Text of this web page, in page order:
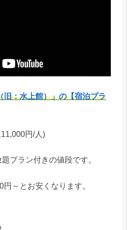
旧：水上館）」の【宿泊プラ
円/人)
プラン付きの値段です。
～とお安くなります。